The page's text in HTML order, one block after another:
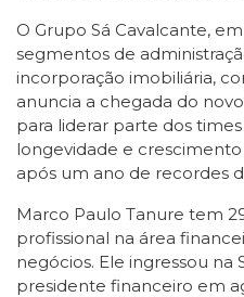
O Grupo Sá Cavalcante,
segmentos de
incorporação imobiliária,
anuncia a chegada do
para liderar parte dos
longevidade e
após um ano de recordes
Marco Paulo Tanure tem
profissional na área
negócios. Ele ingressou
presidente financeiro em